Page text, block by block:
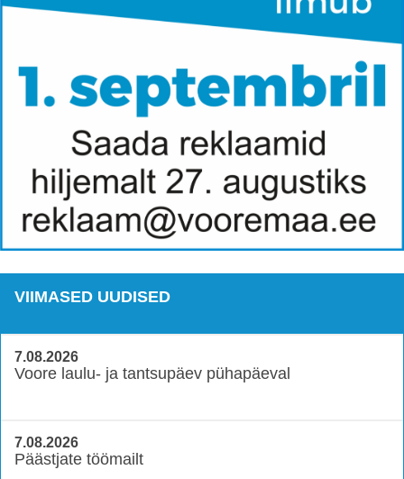
VIIMASED UUDISED
7.08.2026
Voore laulu- ja tantsupäev pühapäeval
7.08.2026
Päästjate töömailt